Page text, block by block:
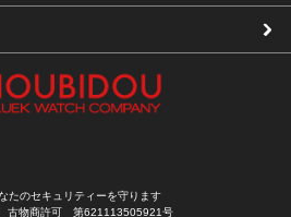
たのセキュリティーを守ります
古物商許可 第621113505921号